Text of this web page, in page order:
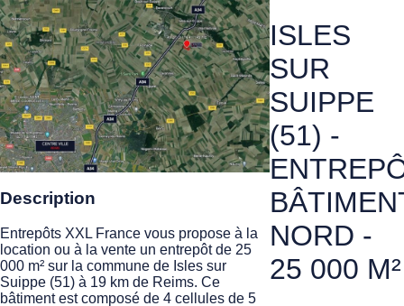
Description
Entrepôts XXL France vous propose à la
location ou à la vente un entrepôt de 25
000 m² sur la commune de Isles sur
Suippe (51) à 19 km de Reims. Ce
bâtiment est composé de 4 cellules de 5
ISLES
SUR
SUIPPE
(51) -
NORD -
25 000 M²